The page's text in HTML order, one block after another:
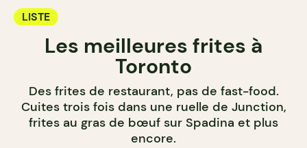
LISTE
Les meilleures frites à
Toronto
Des frites de restaurant, pas de fast-food.
Cuites trois fois dans une ruelle de Junction,
frites au gras de bœuf sur Spadina et plus
encore.